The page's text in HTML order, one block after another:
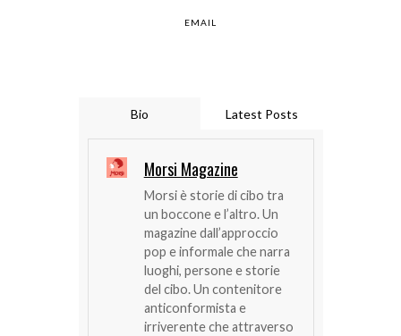
EMAIL
Bio Latest Posts
Morsi Magazine
Morsi è storie di cibo tra
un boccone e l’altro. Un
magazine dall’approccio
pop e informale che narra
luoghi, persone e storie
del cibo. Un contenitore
anticonformista e
irriverente che attraverso